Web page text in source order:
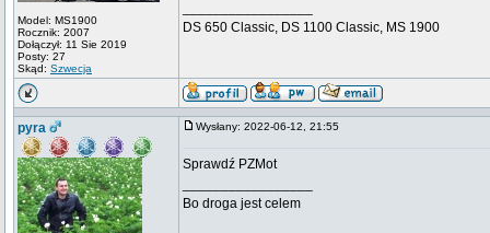
Model: MS1900
Rocznik: 2007
Dołączył: 11 Sie 2019
Posty: 27
Skąd: Szwecja
DS 650 Classic, DS 1100 Classic, MS 1900
pyra Wysłany: 2022-06-12, 21:55
Sprawdź PZMot
Bo droga jest celem